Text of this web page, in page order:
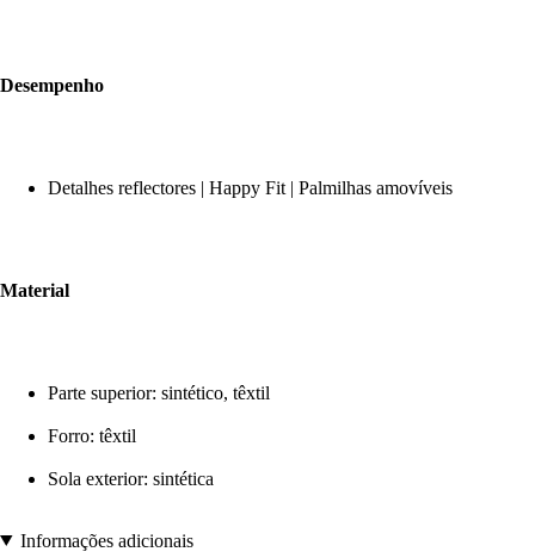
Desempenho
Detalhes reflectores | Happy Fit | Palmilhas amovíveis
Material
Parte superior: sintético, têxtil
Forro: têxtil
Sola exterior: sintética
Informações adicionais